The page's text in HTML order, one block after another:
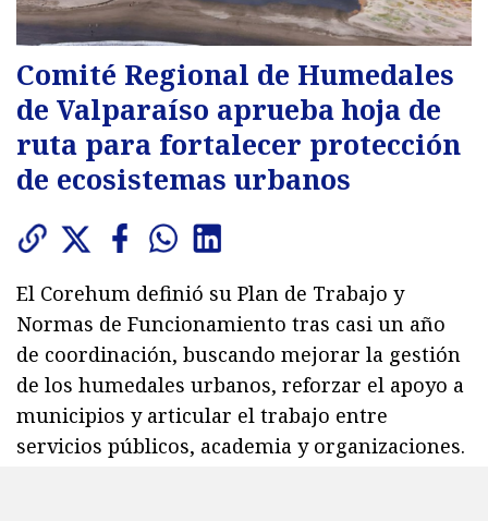
Comité Regional de Humedales
de Valparaíso aprueba hoja de
ruta para fortalecer protección
de ecosistemas urbanos
El Corehum definió su Plan de Trabajo y
Normas de Funcionamiento tras casi un año
de coordinación, buscando mejorar la gestión
de los humedales urbanos, reforzar el apoyo a
municipios y articular el trabajo entre
servicios públicos, academia y organizaciones.